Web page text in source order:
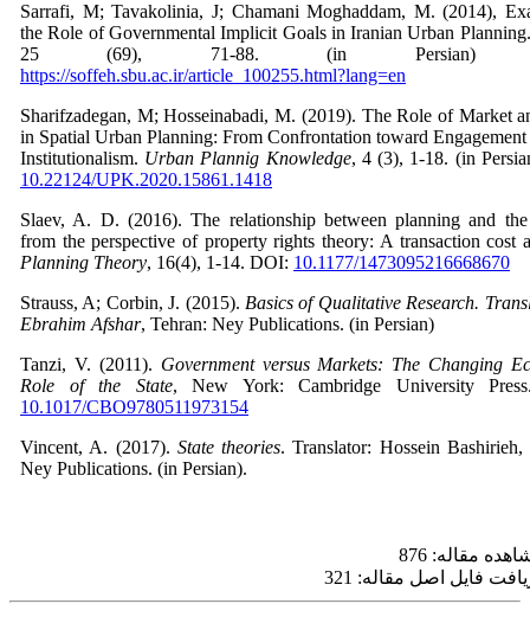
Sarrafi, M; Tavakolinia, J; Chamani Moghaddam, M. (2014),
the Role of Governmental Implicit Goals in Iranian Urban
25 (69), 71-88. (in Persian)
https://soffeh.sbu.ac.ir/article_100255.html?lang=en
Sharifzadegan, M; Hosseinabadi, M. (2019). The Role of Market
in Spatial Urban Planning: From Confrontation toward
Institutionalism. Urban Plannig Knowledge, 4 (3), 1-18. (in
10.22124/UPK.2020.15861.1418
Slaev, A. D. (2016). The relationship between planning and
from the perspective of property rights theory: A transaction cost
Planning Theory, 16(4), 1-14. DOI: 10.1177/1473095216668670
Strauss, A; Corbin, J. (2015). Basics of Qualitative Research.
Ebrahim Afshar, Tehran: Ney Publications. (in Persian)
Tanzi, V. (2011). Government versus Markets: The Changing
Role of the State, New York: Cambridge University
10.1017/CBO9780511973154
Vincent, A. (2017). State theories. Translator: Hossein Bashirieh,
Ney Publications. (in Persian).
مقاله: 876
فایل اصل مقاله: 321